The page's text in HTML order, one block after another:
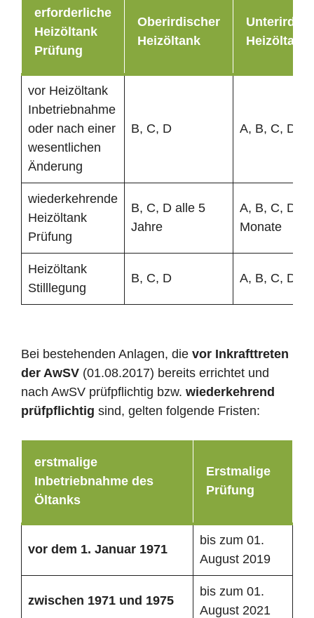
erforderliche
Heizöltank
Prüfung
Oberirdischer
Heizöltank
Heizöltank
vor Heizöltank
Inbetriebnahme
oder nach einer
wesentlichen
Änderung
B, C, D A, B, C, D
wiederkehrende
Heizöltank
Prüfung
B, C, D alle 5
Jahre
A, B, C, D
Monate
Heizöltank
Stilllegung
B, C, D A, B, C, D
Bei bestehenden Anlagen, die vor Inkrafttreten
der AwSV (01.08.2017) bereits errichtet und
nach AwSV prüfpflichtig bzw. wiederkehrend
prüfpflichtig sind, gelten folgende Fristen:
erstmalige
Inbetriebnahme des
Öltanks
Erstmalige
Prüfung
vor dem 1. Januar 1971
bis zum 01.
August 2019
zwischen 1971 und 1975
bis zum 01.
August 2021